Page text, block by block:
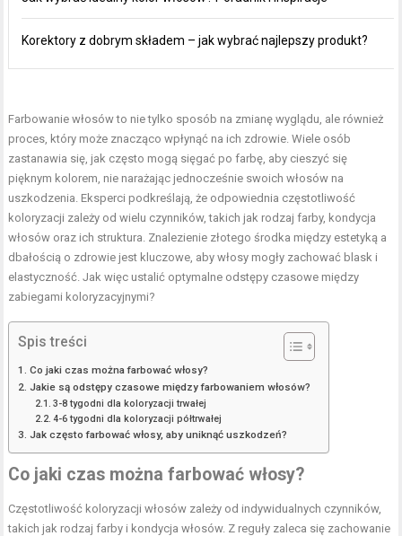
Korektory z dobrym składem – jak wybrać najlepszy produkt?
Farbowanie włosów to nie tylko sposób na zmianę wyglądu, ale również
proces, który może znacząco wpłynąć na ich zdrowie. Wiele osób
zastanawia się, jak często mogą sięgać po farbę, aby cieszyć się
pięknym kolorem, nie narażając jednocześnie swoich włosów na
uszkodzenia. Eksperci podkreślają, że odpowiednia częstotliwość
koloryzacji zależy od wielu czynników, takich jak rodzaj farby, kondycja
włosów oraz ich struktura. Znalezienie złotego środka między estetyką a
dbałością o zdrowie jest kluczowe, aby włosy mogły zachować blask i
elastyczność. Jak więc ustalić optymalne odstępy czasowe między
zabiegami koloryzacyjnymi?
Spis treści
Co jaki czas można farbować włosy?
Jakie są odstępy czasowe między farbowaniem włosów?
3-8 tygodni dla koloryzacji trwałej
4-6 tygodni dla koloryzacji półtrwałej
Jak często farbować włosy, aby uniknąć uszkodzeń?
Co jaki czas można farbować włosy?
Częstotliwość koloryzacji włosów zależy od indywidualnych czynników,
takich jak rodzaj farby i kondycja włosów. Z reguły zaleca się zachowanie